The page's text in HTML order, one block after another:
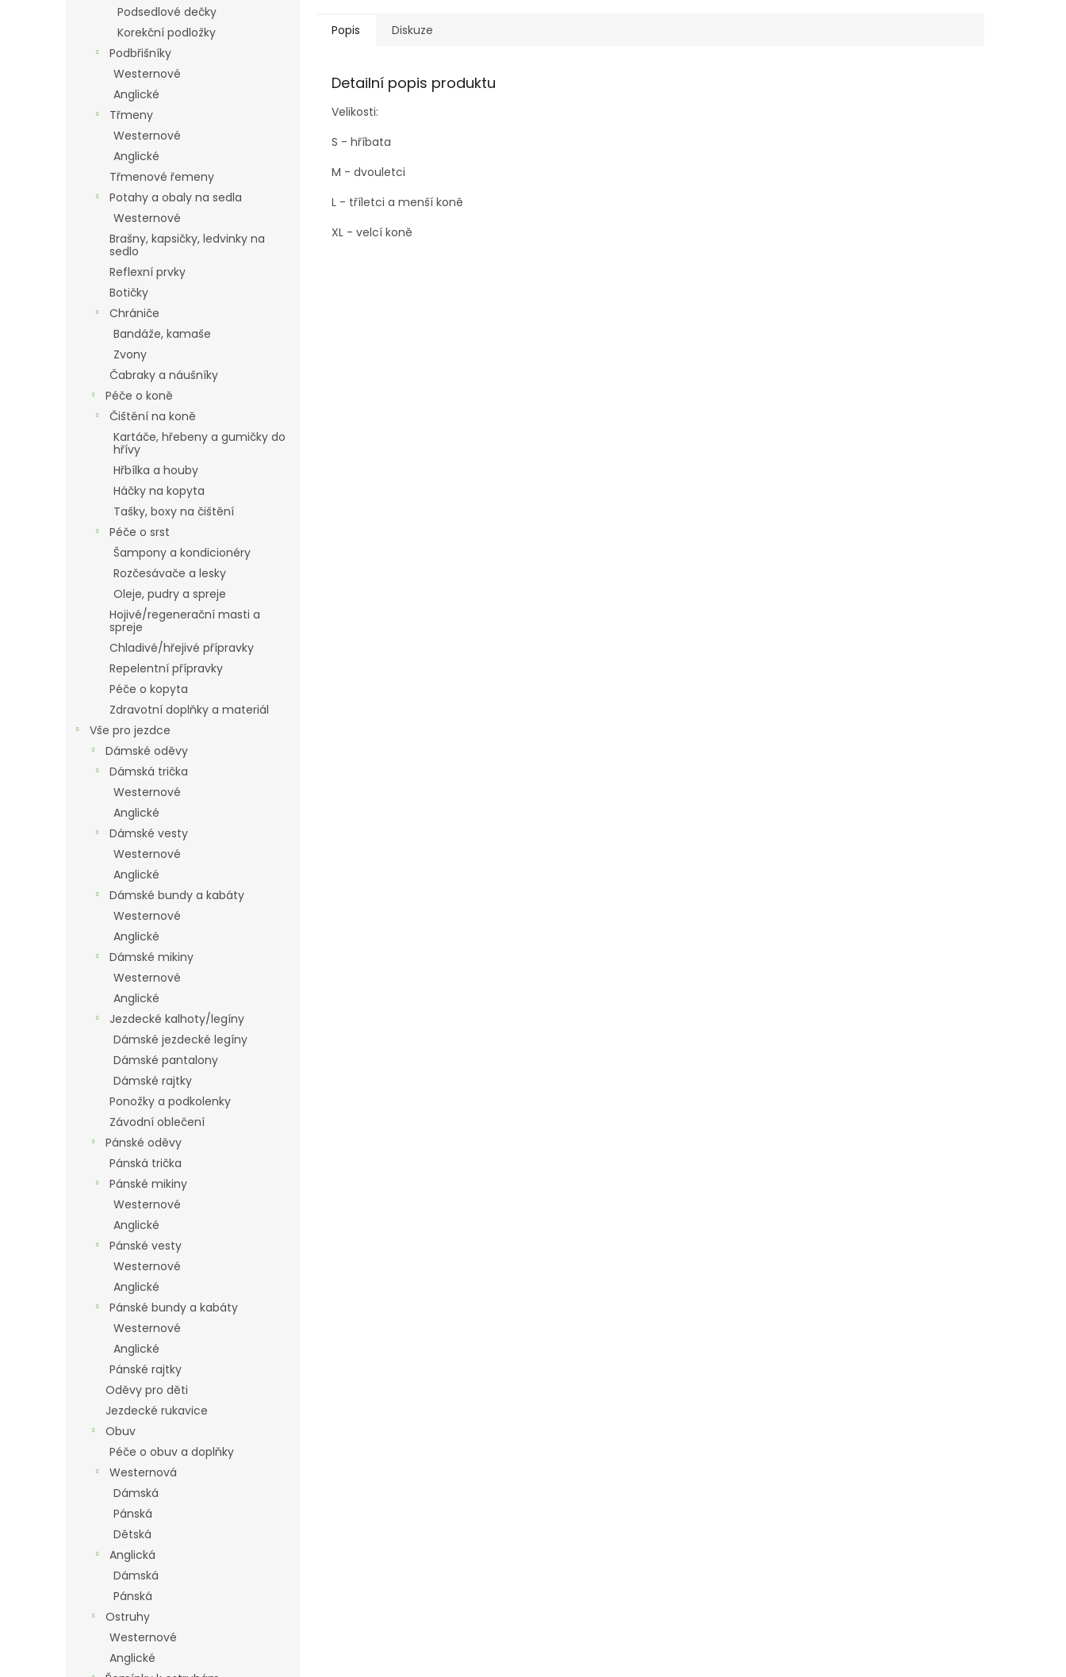
Podsedlové dečky
Korekční podložky
Podbřišníky
Westernové
Anglické
Třmeny
Westernové
Anglické
Třmenové řemeny
Potahy a obaly na sedla
Westernové
Brašny, kapsičky, ledvinky na
sedlo
Reflexní prvky
Botičky
Chrániče
Bandáže, kamaše
Zvony
Čabraky a náušníky
Péče o koně
Čištění na koně
Kartáče, hřebeny a gumičky do
hřívy
Hřbílka a houby
Háčky na kopyta
Tašky, boxy na čištění
Péče o srst
Šampony a kondicionéry
Rozčesávače a lesky
Oleje, pudry a spreje
Hojivé/regenerační masti a
spreje
Chladivé/hřejivé přípravky
Repelentní přípravky
Péče o kopyta
Zdravotní doplňky a materiál
Vše pro jezdce
Dámské oděvy
Dámská trička
Westernové
Anglické
Dámské vesty
Westernové
Anglické
Dámské bundy a kabáty
Westernové
Anglické
Dámské mikiny
Westernové
Anglické
Jezdecké kalhoty/legíny
Dámské jezdecké legíny
Dámské pantalony
Dámské rajtky
Ponožky a podkolenky
Závodní oblečení
Pánské oděvy
Pánská trička
Pánské mikiny
Westernové
Anglické
Pánské vesty
Westernové
Anglické
Pánské bundy a kabáty
Westernové
Anglické
Pánské rajtky
Oděvy pro děti
Jezdecké rukavice
Obuv
Péče o obuv a doplňky
Westernová
Dámská
Pánská
Dětská
Anglická
Dámská
Pánská
Ostruhy
Westernové
Anglické
Popis Diskuze
Detailní popis produktu
Velikosti:
S - hříbata
M - dvouletci
L - tříletci a menší koně
XL - velcí koně